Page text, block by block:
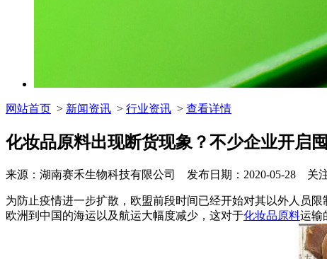
网站首页 > 新闻资讯 > 行业资讯 > 查看详情
化妆品原料出现断货现象？不少企业开启
来源：湖南赛禾生物科技有限公司 发布日期：2020-05-28 关注
为防止疫情进一步扩散，欧盟前段时间已经开始对其以外人员
欧洲到中国的海运以及航运大幅度减少，这对于化妆品原料运输